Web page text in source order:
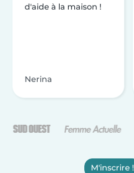
d'aide à la maison !
Nerina
M'inscrire !